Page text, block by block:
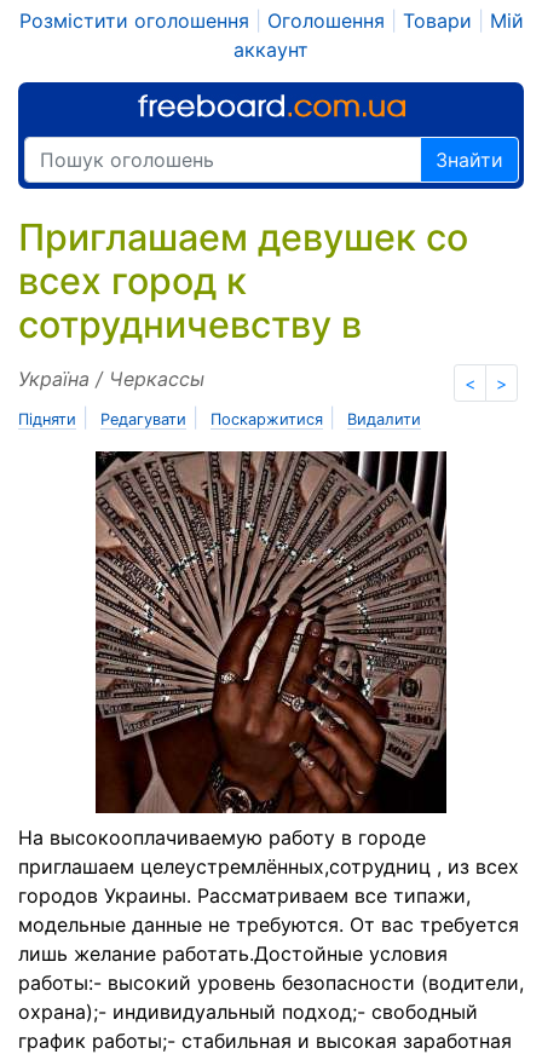
Розмістити оголошення Оголошення Товари
Мій
аккаунт
Знайти
Приглашаем девушек со
всех город к
сотрудничевству в
< >
Україна / Черкассы
Підняти Редагувати Поскаржитися Видалити
На высокооплачиваемую работу в городе
приглашаем целеустремлённых,сотрудниц , из всех
городов Украины. Рассматриваем все типажи,
модельные данные не требуются. От вас требуется
лишь желание работать.Достойные условия
работы:- высокий уровень безопасности (водители,
охрана);- индивидуальный подход;- свободный
график работы;- стабильная и высокая заработная